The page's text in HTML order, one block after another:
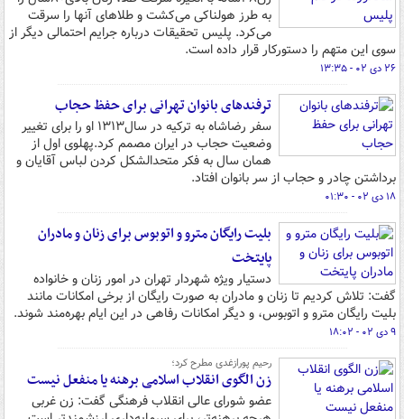
به طرز هولناکی می‌کشت و طلاهای آنها را سرقت
می‌کرد. پلیس تحقیقات درباره جرایم احتمالی دیگر از
سوی این متهم را دستورکار قرار داده است.
۲۶ دی ۰۲ - ۱۳:۳۵
ترفندهای بانوان تهرانی برای حفظ حجاب
سفر رضاشاه به ترکیه در سال‌۱۳۱۳ او را برای تغییر
وضعیت حجاب در ایران مصمم کرد.پهلوی اول از
همان سال به فکر متحدالشکل کردن لباس آقایان و
برداشتن چادر و حجاب از سر بانوان افتاد.
۱۸ دی ۰۲ - ۰۱:۳۰
بلیت رایگان مترو و اتوبوس برای زنان و مادران
پایتخت
دستیار ویژه شهردار تهران در امور زنان و خانواده
گفت: تلاش کردیم تا زنان و مادران به صورت رایگان از برخی امکانات مانند
بلیت رایگان مترو و اتوبوس، و دیگر امکانات رفاهی در این ایام بهره‌‎مند شوند.
۹ دی ۰۲ - ۱۸:۰۲
رحیم پورازغدی مطرح کرد؛
زن الگوی انقلاب اسلامی برهنه یا منفعل نیست
عضو شورای عالی انقلاب فرهنگی گفت: زن غربی